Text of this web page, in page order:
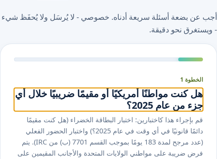
أجب عن بضعة أسئلة سريعة أدناه. خصوصي - لا يُرسَل ولا يُحفَظ شيء
- ويستغرق نحو دقيقة.
الخطوة 1
هل كنت مواطنًا أمريكيًا أو مقيمًا ضريبيًا خلال أي
جزء من عام 2025؟
قم بإجراء هذا كاختبارين: اختبار البطاقة الخضراء (هل كنت مقيمًا
دائمًا قانونيًا في أي وقت في عام ⁦2025⁩؟) واختبار الحضور الفعلي
(عدد مرجح لمدة ⁦183⁩ يومًا بموجب القسم ⁦7701⁩ (ب) من IRC). يتم
فرض ضريبة على مواطني الولايات المتحدة والأجانب المقيمين على